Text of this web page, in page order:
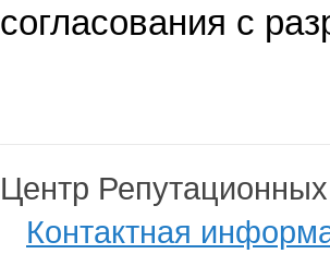
согласования с
Центр
Контактная